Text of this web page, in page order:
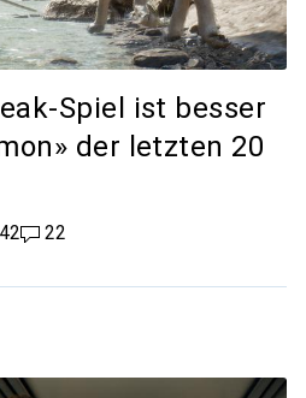
Spiel ist besser
der letzten 20
4222 Kommentare
22